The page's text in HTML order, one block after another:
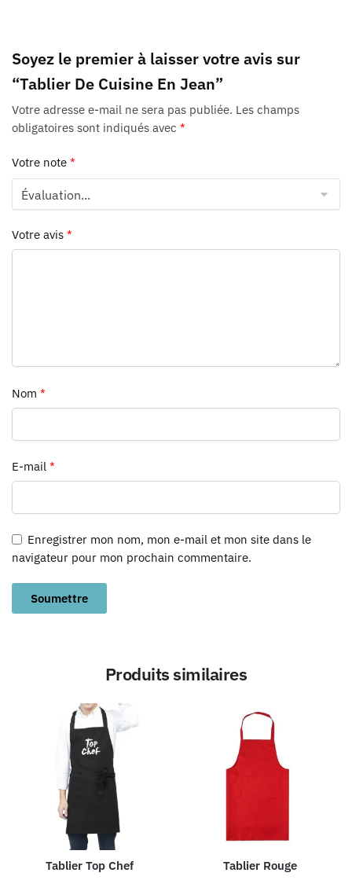
Soyez le premier à laisser votre avis sur
“Tablier De Cuisine En Jean”
Votre adresse e-mail ne sera pas publiée. Les champs
obligatoires sont indiqués avec *
Votre note *
Votre avis *
Nom *
E-mail *
Enregistrer mon nom, mon e-mail et mon site dans le
navigateur pour mon prochain commentaire.
Produits similaires
Tablier Top Chef Tablier Rouge